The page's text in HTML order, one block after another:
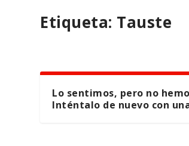
Etiqueta: Tauste
Lo sentimos, pero no
Inténtalo de nuevo con